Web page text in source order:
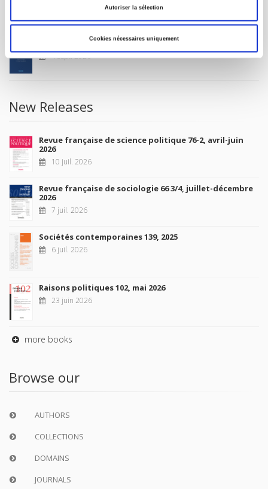
Autoriser la sélection
Cookies nécessaires uniquement
Future Releases
La France et l'Union européenne
4 sept. 2026
New Releases
Revue française de science politique 76-2, avril-juin
2026
10 juil. 2026
Revue française de sociologie 66 3/4, juillet-décembre
2026
7 juil. 2026
Sociétés contemporaines 139, 2025
6 juil. 2026
Raisons politiques 102, mai 2026
23 juin 2026
more books
Browse our
AUTHORS
COLLECTIONS
DOMAINS
JOURNALS